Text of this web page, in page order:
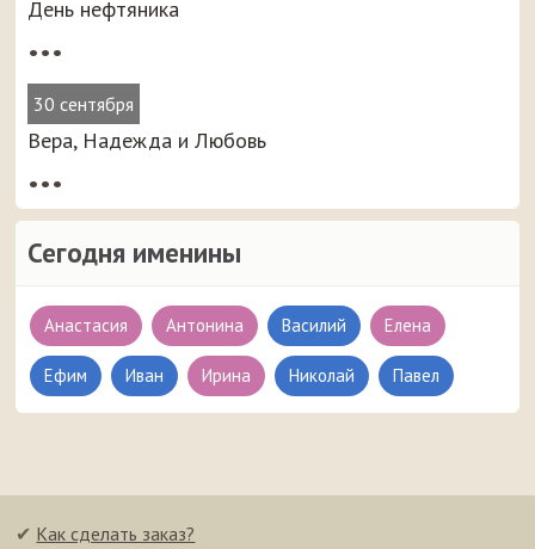
День нефтяника
•••
30 сентября
Вера, Надежда и Любовь
•••
Сегодня именины
Анастасия Антонина Василий Елена
Ефим Иван Ирина Николай Павел
✔ Как сделать заказ?